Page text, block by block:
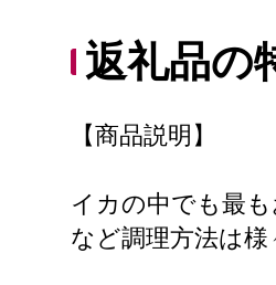
返礼品の
【商品説明】
イカの中でも最
など調理方法は